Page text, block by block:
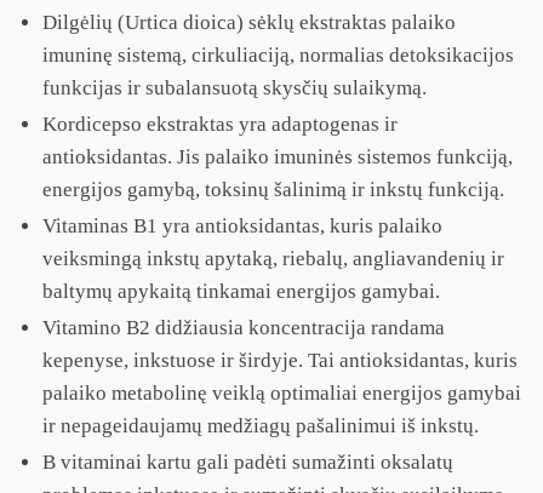
Dilgėlių (Urtica dioica) sėklų ekstraktas palaiko
imuninę sistemą, cirkuliaciją, normalias detoksikacijos
funkcijas ir subalansuotą skysčių sulaikymą.
Kordicepso ekstraktas yra adaptogenas ir
antioksidantas. Jis palaiko imuninės sistemos funkciją,
energijos gamybą, toksinų šalinimą ir inkstų funkciją.
Vitaminas B1 yra antioksidantas, kuris palaiko
veiksmingą inkstų apytaką, riebalų, angliavandenių ir
baltymų apykaitą tinkamai energijos gamybai.
Vitamino B2 didžiausia koncentracija randama
kepenyse, inkstuose ir širdyje. Tai antioksidantas, kuris
palaiko metabolinę veiklą optimaliai energijos gamybai
ir nepageidaujamų medžiagų pašalinimui iš inkstų.
B vitaminai kartu gali padėti sumažinti oksalatų